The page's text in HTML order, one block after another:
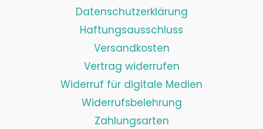
Datenschutzerklärung
Haftungsausschluss
Versandkosten
Vertrag widerrufen
Widerruf für digitale Medien
Widerrufsbelehrung
Zahlungsarten